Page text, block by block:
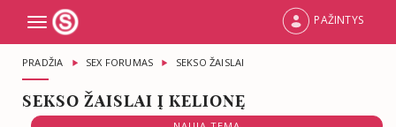
Toggle
navigation
PAŽINTYS
PRADŽIA SEX FORUMAS SEKSO ŽAISLAI
SEKSO ŽAISLAI Į KELIONĘ